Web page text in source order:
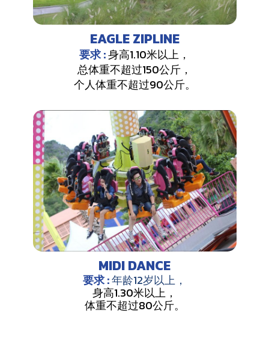
EAGLE ZIPLINE
要求 :身高1.10米以上，
总体重不超过150公斤，
个人体重不超过90公斤。
MIDI DANCE
要求 :年龄12岁以上，
身高1.30米以上，
体重不超过80公斤。